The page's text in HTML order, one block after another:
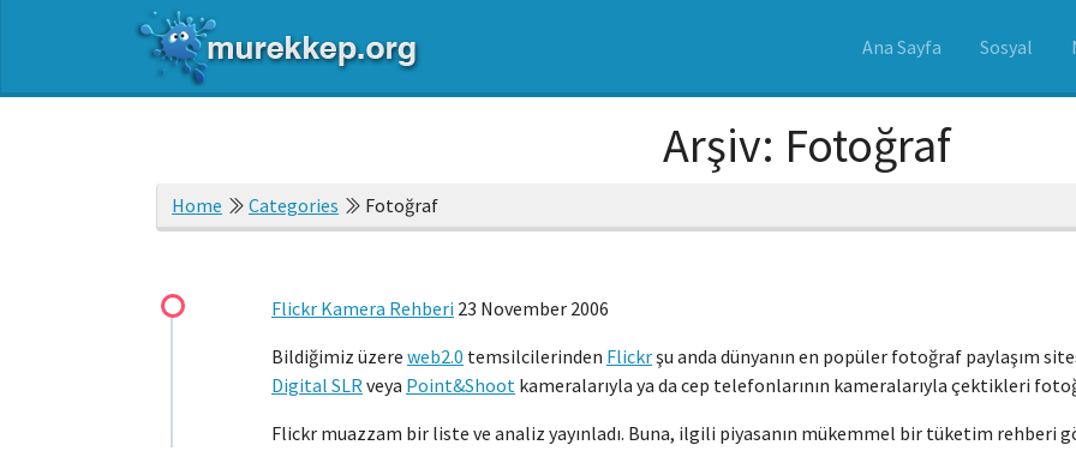
Ana Sayfa Sosyal
Arşiv: Fotoğraf
Home Categories Fotoğraf
Flickr Kamera Rehberi 23 November 2006
Bildiğimiz üzere web2.0 temsilcilerinden Flickrşu anda dünyanın en popüler fotoğraf paylaşım
Digital SLRveya Point&Shoot kameralarıyla ya da cep telefonlarının kameralarıyla çektikleri
Flickr muazzam bir liste ve analiz yayınladı. Buna, ilgili piyasanın mükemmel bir tüketim rehberi